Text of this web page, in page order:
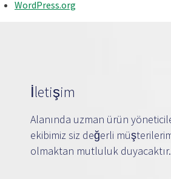
WordPress.org
İletişim
Alanında uzman ürün
ekibimiz siz değerli
olmaktan mutluluk duyacaktır.